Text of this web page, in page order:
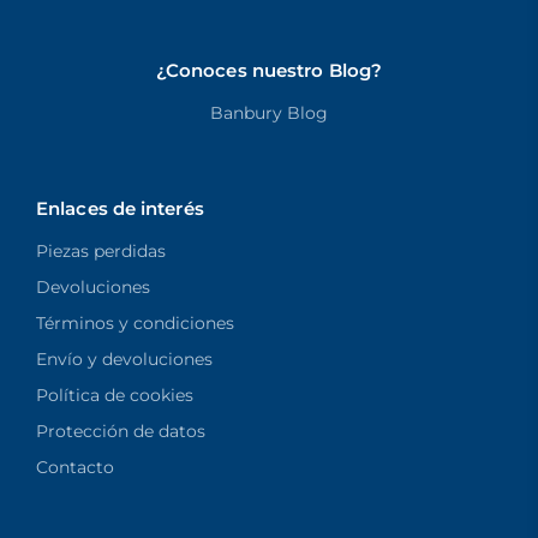
¿Conoces nuestro Blog?
Banbury Blog
Enlaces de interés
Piezas perdidas
Devoluciones
Términos y condiciones
Envío y devoluciones
Política de cookies
Protección de datos
Contacto